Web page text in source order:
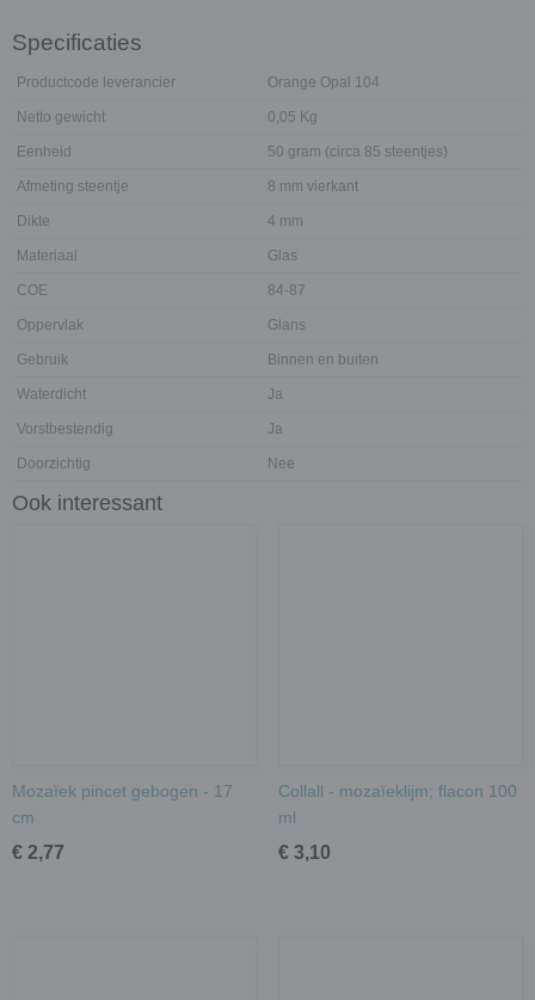
Specificaties
Productcode leverancier Orange Opal 104
Netto gewicht 0,05 Kg
Eenheid 50 gram (circa 85 steentjes)
Afmeting steentje 8 mm vierkant
Dikte 4 mm
Materiaal Glas
COE 84-87
Oppervlak Glans
Gebruik Binnen en buiten
Waterdicht Ja
Vorstbestendig Ja
Doorzichtig Nee
Ook interessant
Mozaïek pincet gebogen - 17
cm
€ 2,77
Collall - mozaïeklijm; flacon 100
ml
€ 3,10